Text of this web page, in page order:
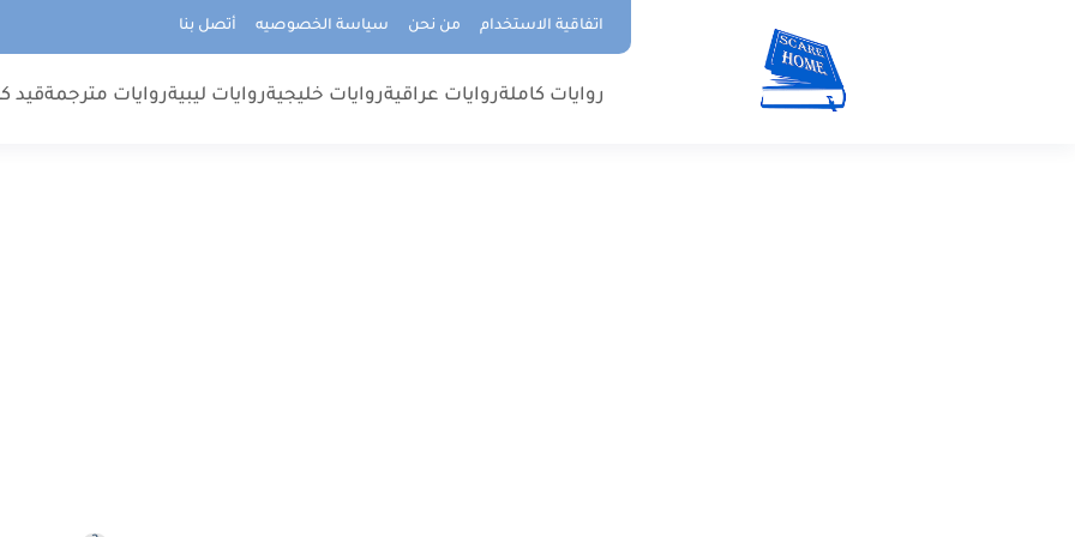
اتفاقية الاستخدام من نحن سياسة الخصوصيه أتصل بنا
روايات كاملةروايات عراقيةروايات خليجيةروايات ليبيةروايات مترجمةقيد